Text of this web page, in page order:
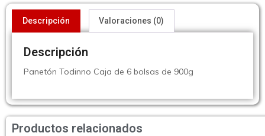
Descripción Valoraciones (0)
Descripción
Panetón Todinno Caja de 6 bolsas de 900g
Productos relacionados